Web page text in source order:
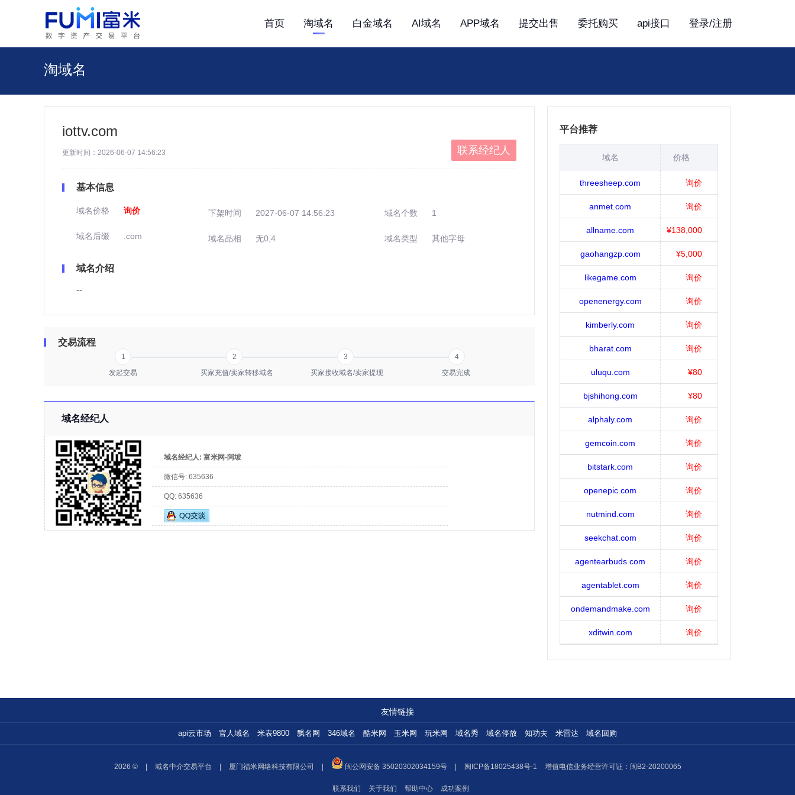
首页 淘域名 白金域名 AI域名 APP域名 提交出售 委托购买 api接口 登录/注册
淘域名
iottv.com
更新时间：2026-06-07 14:56:23 联系经纪人
基本信息
域名价格 询价 下架时间 2027-06-07 14:56:23 域名个数 1
域名后缀 .com 域名品相 无0,4 域名类型 其他字母
域名介绍
--
交易流程
1 2 3
4
发起交易
买家充值/卖家转移域名 买家接收域名/卖家提现 交易完成
域名经纪人
域名经纪人: 富米网-阿坡
微信号: 635636
QQ: 635636
平台推荐
域名 价格
threesheep.com 询价
anmet.com 询价
allname.com ¥138,000
gaohangzp.com ¥5,000
likegame.com 询价
openenergy.com 询价
kimberly.com 询价
bharat.com 询价
uluqu.com ¥80
bjshihong.com ¥80
alphaly.com 询价
gemcoin.com 询价
bitstark.com 询价
openepic.com 询价
nutmind.com 询价
seekchat.com 询价
agentearbuds.com 询价
agentablet.com 询价
ondemandmake.com 询价
xditwin.com 询价
友情链接
api云市场 官人域名 米表9800 飘名网 346域名 酷米网 玉米网 玩米网 域名秀 域名停放 知功夫 米雷达 域名回购
2026 © 域名中介交易平台 厦门福米网络科技有限公司 闽公网安备 35020302034159号 闽ICP备18025438号-1 增值电信业务经营许可证：闽B2-20200065
联系我们 关于我们 帮助中心 成功案例